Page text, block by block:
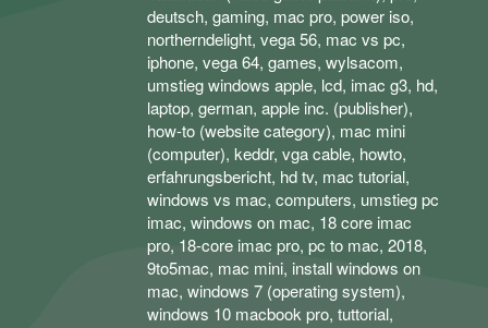
deutsch, gaming, mac pro, power iso,
northerndelight, vega 56, mac vs pc,
iphone, vega 64, games, wylsacom,
umstieg windows apple, lcd, imac g3, hd,
laptop, german, apple inc. (publisher),
how-to (website category), mac mini
(computer), keddr, vga cable, howto,
erfahrungsbericht, hd tv, mac tutorial,
windows vs mac, computers, umstieg pc
imac, windows on mac, 18 core imac
pro, 18-core imac pro, pc to mac, 2018,
9to5mac, mac mini, install windows on
mac, windows 7 (operating system),
windows 10 macbook pro, tuttorial,